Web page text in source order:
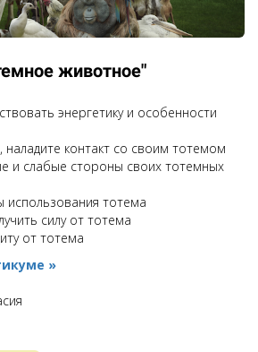
животное"
энергетику и особенности
наладите контакт со своим тотемом
и слабые стороны своих тотемных
использования тотема
силу от тотема
от тотема
»